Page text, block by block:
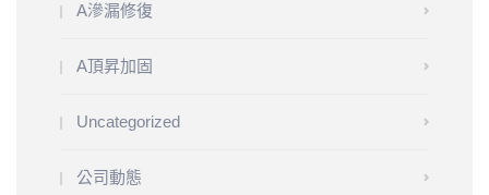
A滲漏修復
A頂昇加固
Uncategorized
公司動態